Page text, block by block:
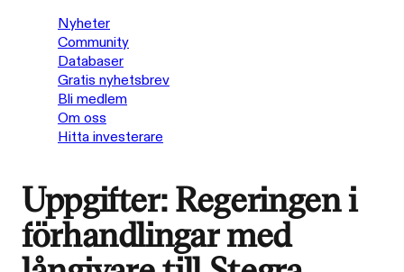
Nyheter
Community
Databaser
Gratis nyhetsbrev
Bli medlem
Om oss
Hitta investerare
Uppgifter: Regeringen i
förhandlingar med